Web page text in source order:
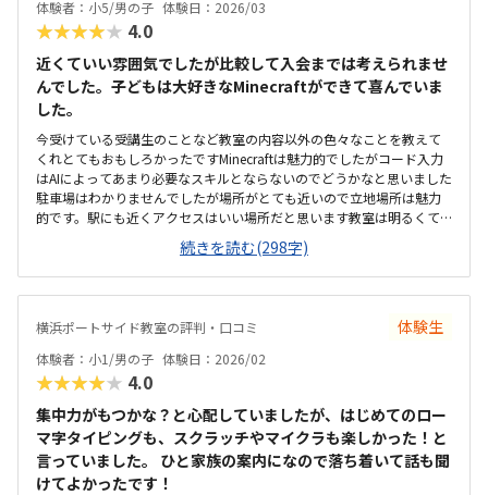
囲気などがとても良かったです。体験会が終わって帰る途中から、子
どもが、絶対ここに通いたい！ここじゃなきゃ通わない！と言ってい
ました。
体験者：小5/男の子 体験日：2026/03
★★★★★ 4.0
近くていい雰囲気でしたが比較して入会までは考えられませ
んでした。子どもは大好きなMinecraftができて喜んでいま
した。
今受けている受講生のことなど教室の内容以外の色々なことを教えて
くれとてもおもしろかったですMinecraftは魅力的でしたがコード入力
はAIによってあまり必要なスキルとならないのでどうかなと思いました
駐車場はわかりませんでしたが場所がとても近いので立地場所は魅力
的です。駅にも近くアクセスはいい場所だと思います教室は明るくて
窓が大きく防犯的にもいい感じでした。教室も綺麗に整っていて明る
い雰囲気でした。料金は高くもなく安くもなく普通だと思いました。
プログラミングはAIの進歩でどうなるかわからないので難しいです。先
生の話が時事ネタや今の社会情勢を詳しくは話してくれとても参考に
続きを読む(298字)
横浜ポートサイド教室の評判・口コミ 体験生
体験者：小1/男の子 体験日：2026/02
★★★★★ 4.0
集中力がもつかな？と心配していましたが、はじめてのロー
マ字タイピングも、スクラッチやマイクラも楽しかった！と
言っていました。 ひと家族の案内になので落ち着いて話も聞
けてよかったです！